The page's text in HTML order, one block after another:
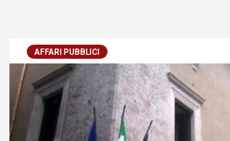
AFFARI PUBBLICI